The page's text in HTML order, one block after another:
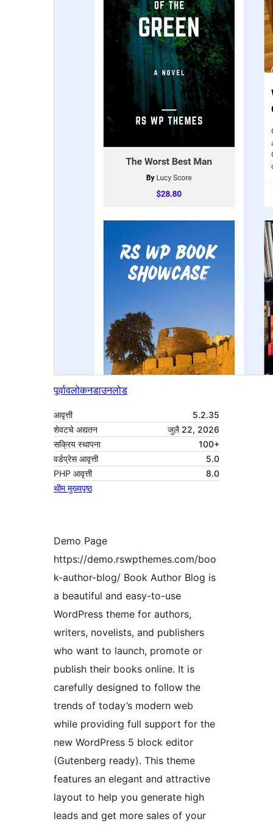
पूर्वावलोकनडाउनलोड
आवृत्ती
5.2.35
शेवटचे अद्यतन
जुलै 22, 2026
सक्रिय स्थापना
100+
वर्डप्रेस आवृत्ती
5.0
PHP आवृत्ती
8.0
थीम मुख्यपृष्ठ
Demo Page
https://demo.rswpthemes.com/boo
k-author-blog/ Book Author Blog is
a beautiful and easy-to-use
WordPress theme for authors,
writers, novelists, and publishers
who want to launch, promote or
publish their books online. It is
carefully designed to follow the
trends of today’s modern web
while providing full support for the
new WordPress 5 block editor
(Gutenberg ready). This theme
features an elegant and attractive
layout to help you generate high
leads and get more sales of your